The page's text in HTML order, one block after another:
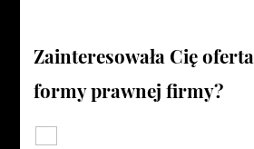
Zainteresowała Cię oferta
formy prawnej firmy?